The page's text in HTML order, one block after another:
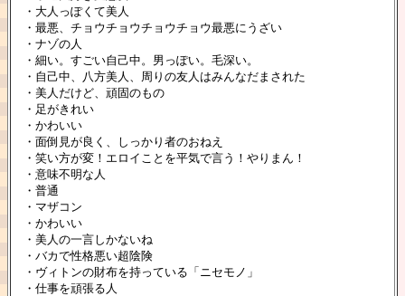
・大人っぽくて美人
・最悪、チョウチョウチョウチョウ最悪にうざい
・ナゾの人
・細い。すごい自己中。男っぽい。毛深い。
・自己中、八方美人、周りの友人はみんなだまされた
・美人だけど、頑固のもの
・足がきれい
・かわいい
・面倒見が良く、しっかり者のおねえ
・笑い方が変！エロイことを平気で言う！やりまん！
・意味不明な人
・普通
・マザコン
・かわいい
・美人の一言しかないね
・バカで性格悪い超陰険
・ヴィトンの財布を持っている「ニセモノ」
・仕事を頑張る人